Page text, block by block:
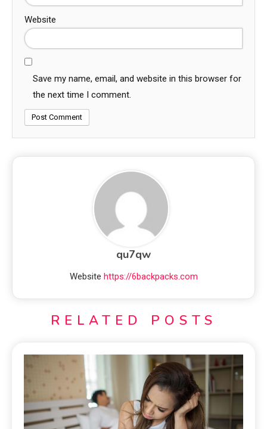
Website
Save my name, email, and website in this browser for
the next time I comment.
qu7qw
Website https://6backpacks.com
RELATED POSTS